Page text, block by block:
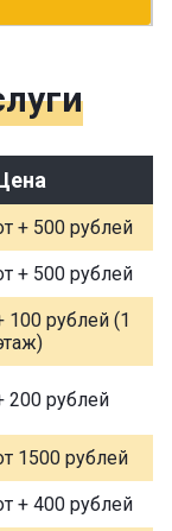
+ 500 рублей
+ 500 рублей
100 рублей (1
200 рублей
1500 рублей
+ 400 рублей